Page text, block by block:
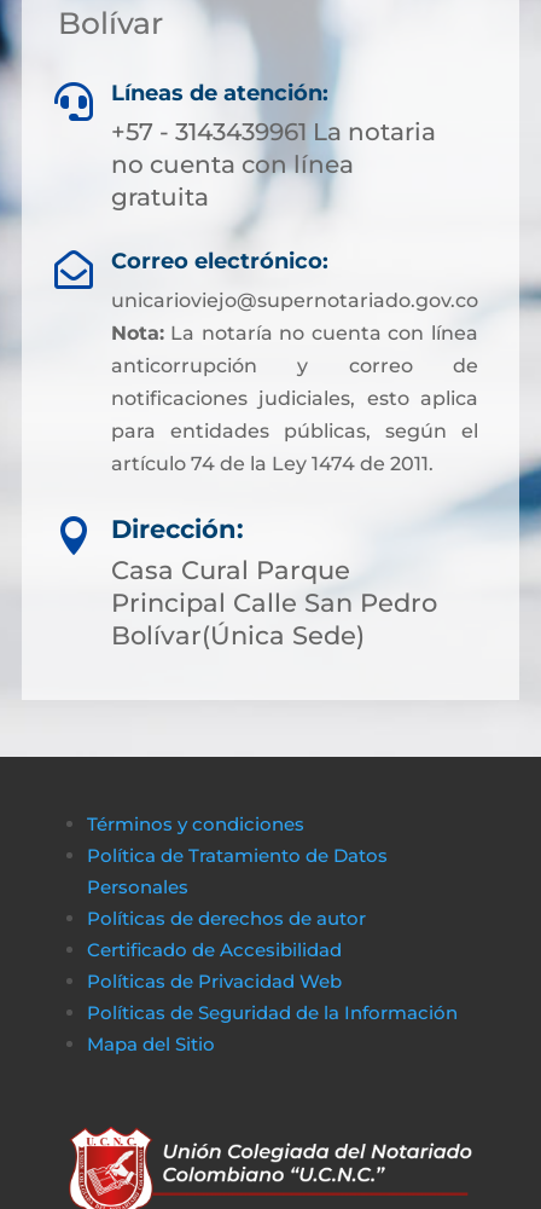
Bolívar
 Líneas de atención:
+57 - 3143439961 La notaria
no cuenta con línea
gratuita
 Correo electrónico:
unicarioviejo@supernotariado.gov.co
Nota:La notaría no cuenta con línea
anticorrupción y correo de
notificaciones judiciales, esto aplica
para entidades públicas, según el
artículo 74 de la Ley 1474 de 2011.

Dirección:
Casa Cural Parque
Principal Calle San Pedro
Bolívar(Única Sede)
Términos y condiciones
Política de Tratamiento de Datos
Personales
Políticas de derechos de autor
Certificado de Accesibilidad
Políticas de Privacidad Web
Políticas de Seguridad de la Información
Mapa del Sitio